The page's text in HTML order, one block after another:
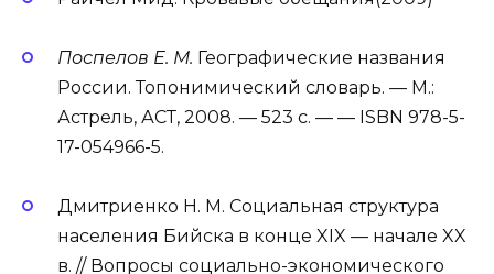
Поспелов Е. М. Географические названия
России. Топонимический словарь. — М.:
Астрель, АСТ, 2008. — 523 с. — — ISBN 978-5-
17-054966-5.
Дмитриенко Н. М. Социальная структура
населения Бийска в конце XIX — начале XX
в. // Вопросы социально-экономического